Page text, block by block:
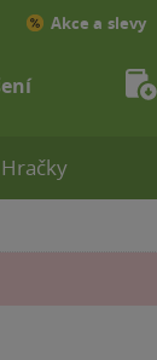
Hračky
Akce a slevy